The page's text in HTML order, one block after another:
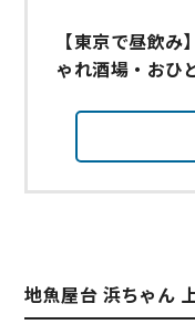
【東京で昼飲
ゃれ酒場・おひ
地魚屋台 浜ちゃん